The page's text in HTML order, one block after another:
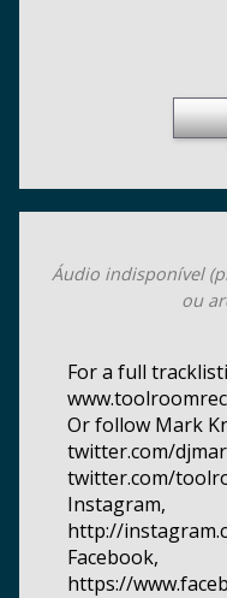
Áudio indisponível
ou
For a full
Or follow Mark
twitter.com/
twitter.com/
Instagram,
http://
Facebook,
https://